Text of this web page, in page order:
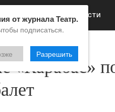
НОВОСТИ
«Карабас»
от журнала Театр.
подписаться.
Разрешить